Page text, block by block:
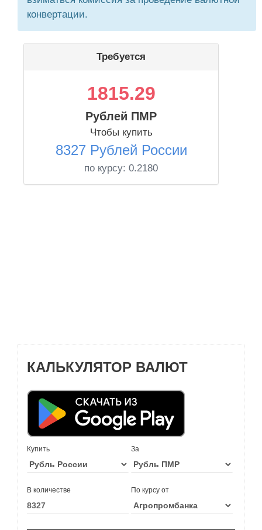
конвертации.
Требуется
1815.29
Рублей ПМР
Чтобы купить
8327 Рублей России
по курсу: 0.2180
КАЛЬКУЛЯТОР ВАЛЮТ
Купить За
В количестве По курсу от